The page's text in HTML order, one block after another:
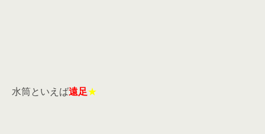
水筒といえば遠足★